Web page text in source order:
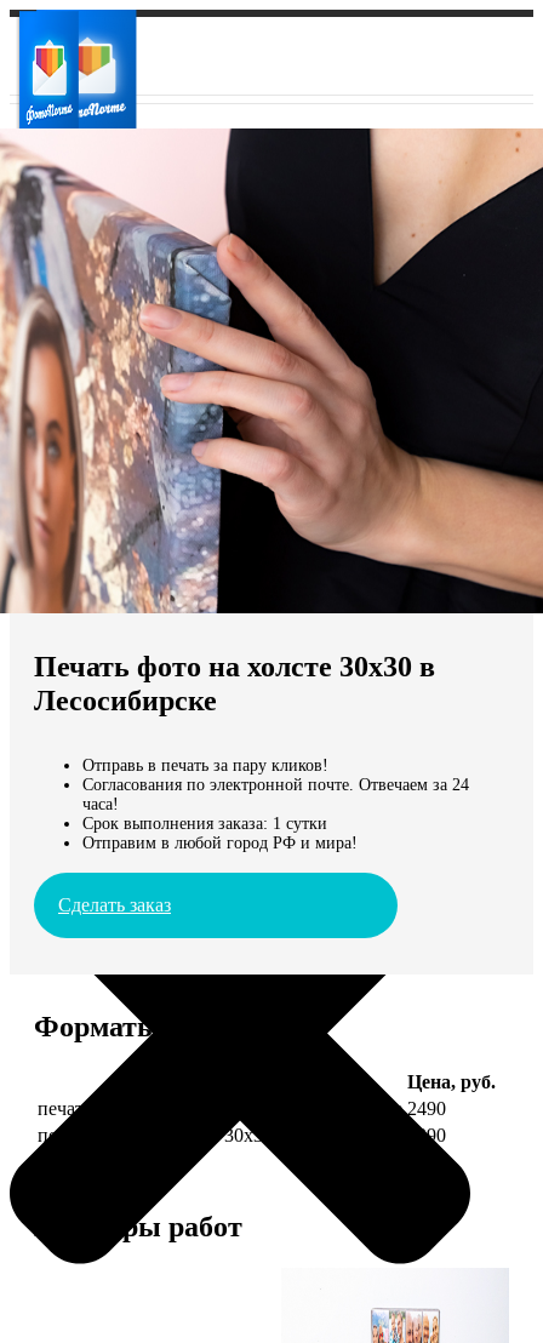
Ваш город:
Ваш регион доставки
Выберите из списка:
Мы доставляем по всему миру
Продолжить без города
Печать фото на холсте 30х30 в
Лесосибирске
Отправь в печать за пару кликов!
Согласования по электронной почте. Отвечаем за 24
часа!
Срок выполнения заказа: 1 сутки
Отправим в любой город РФ и мира!
Сделать заказ
Форматы и цены
Цена, руб.
печать фото на холсте 30х30 на подрамнике 2490
печать фото на холсте 30х30 в раме
4990
Примеры работ